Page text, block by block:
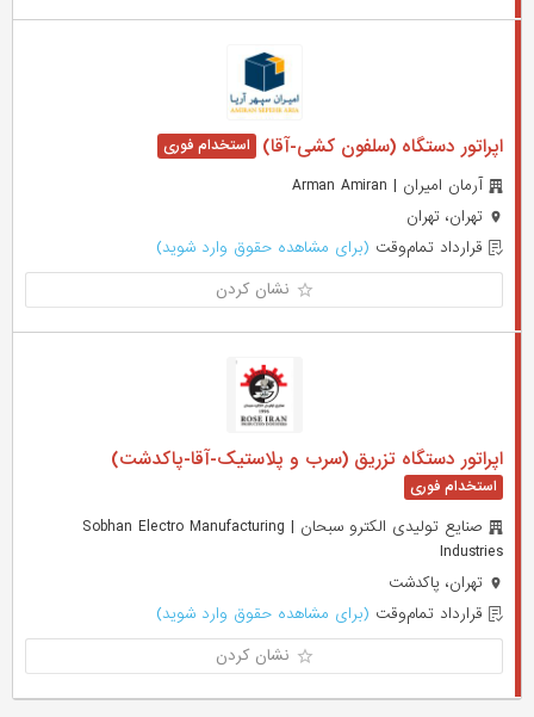
اپراتور دستگاه (سلفون کشی-آقا)
آرمان امیران | Arman Amiran
تهران، تهران
قرارداد تمام‌وقت (برای مشاهده حقوق وارد شوید)
نشان کردن
اپراتور دستگاه تزریق (سرب و پلاستیک-آقا-پاکدشت)
صنایع تولیدی الکترو سبحان | Sobhan Electro Manufacturing
Industries
تهران، پاکدشت
قرارداد تمام‌وقت (برای مشاهده حقوق وارد شوید)
نشان کردن